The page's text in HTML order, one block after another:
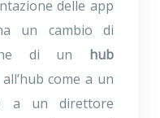
delle app
un cambio di
di un hub
come a un
a un direttore